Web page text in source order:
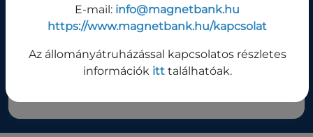
E-mail: info@magnetbank.hu
https://www.magnetbank.hu/kapcsolat
Az állományátruházással kapcsolatos részletes
információk itttalálhatóak.